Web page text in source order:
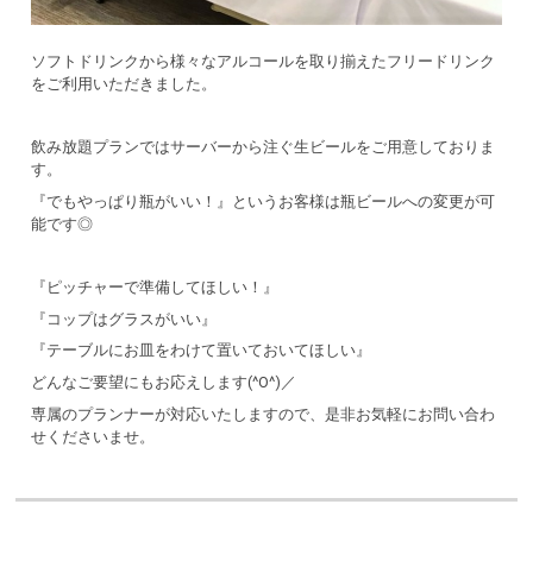
ソフトドリンクから様々なアルコールを取り揃えたフリードリンク
をご利用いただきました。
飲み放題プランではサーバーから注ぐ生ビールをご用意しておりま
す。
『でもやっぱり瓶がいい！』というお客様は瓶ビールへの変更が可
能です◎
『ピッチャーで準備してほしい！』
『コップはグラスがいい』
『テーブルにお皿をわけて置いておいてほしい』
どんなご要望にもお応えします(^O^)／
専属のプランナーが対応いたしますので、是非お気軽にお問い合わ
せくださいませ。